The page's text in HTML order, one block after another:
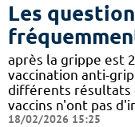
Les
après la grippe est
vaccination anti-
différents résultats
vaccins n'ont pas
18/02/2026 15:25